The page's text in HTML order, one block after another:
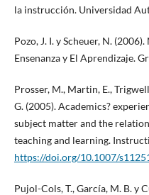
la instrucción. Universidad
Pozo, J. I. y Scheuer, N.
Ensenanza y El Aprendizaje.
Prosser, M., Martin, E.,
G. (2005). Academics?
subject matter and the
teaching and learning.
https://doi.org/10.1007/
Pujol-Cols, T., García, M. B. y